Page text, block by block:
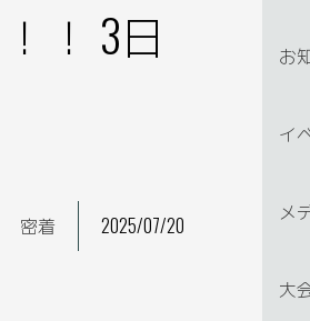
！ 3日
密着 2025/07/20
お
イ
メ
大